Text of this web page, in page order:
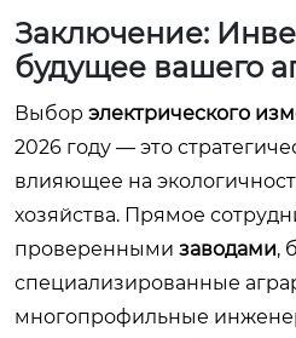
Заключение:
будущее вашего
Выбор электрического
2026 году — это
влияющее на
хозяйства. Прямое
проверенными заводами,
специализированные
многопрофильные